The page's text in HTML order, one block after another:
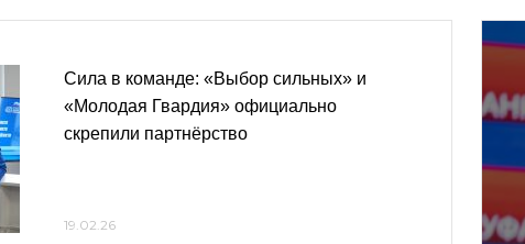
Сила в команде: «Выбор сильных» и
«Молодая Гвардия» официально
скрепили партнёрство
19.02.26